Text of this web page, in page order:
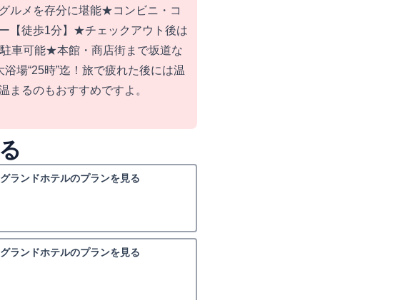
ルメを存分に堪能★コンビニ・コ
【徒歩1分】★チェックアウト後は
車可能★本館・商店街まで坂道な
場“25時”迄！旅で疲れた後には温
まるのもおすすめですよ。
ランドホテルのプランを見る
ランドホテルのプランを見る